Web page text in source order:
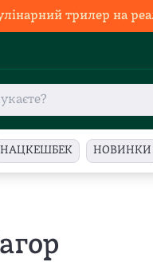
трилер на
НАЦКЕШБЕК НОВИНКИ